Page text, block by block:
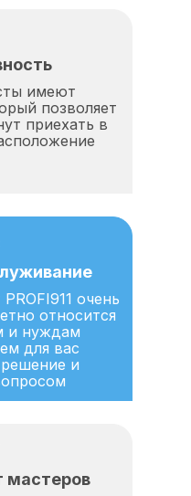
очень
относится
и нуждам
для вас
и
имеют
позволяет
приехать в
мастеров